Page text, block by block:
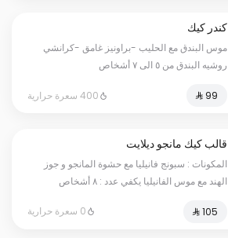
كندر كيك
موس البندق مع الحليب -براونيز غامق -كرانشي
روشيه البندق من ٥ الى ٧ أشخاص
400 سعرة حرارية
قالب كيك مانجو ديلايت
المكونات : سبونج فانيليا مع حشوة المانجو و جوز
الهند مع موس الفانيليا يكفي عدد : ٨ أشخاص
0 سعرة حرارية